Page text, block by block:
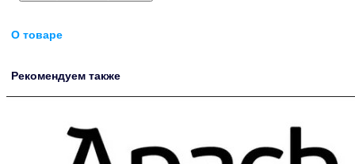
О товаре
Рекомендуем также